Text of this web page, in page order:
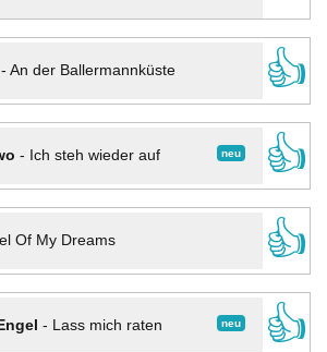
- An der Ballermannküste
👍
neu
- Ich steh wieder auf
👍
Of My Dreams
👍
neu
- Lass mich raten
👍